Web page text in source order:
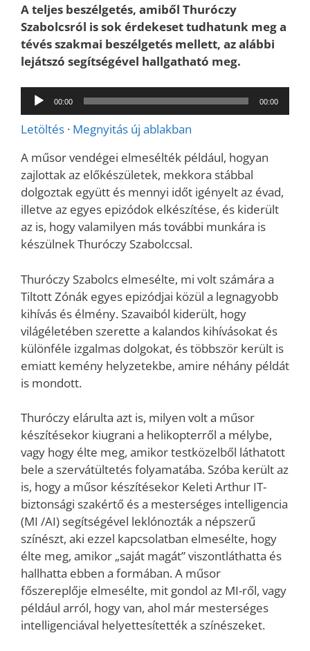
A teljes beszélgetés, amiből Thuróczy
Szabolcsról is sok érdekeset tudhatunk meg a
tévés szakmai beszélgetés mellett, az alábbi
lejátszó segítségével hallgatható meg.
Audió
lejátszó
00:00 00:00
Letöltés · Megnyitás új ablakban
A műsor vendégei elmesélték például, hogyan
zajlottak az előkészületek, mekkora stábbal
dolgoztak együtt és mennyi időt igényelt az évad,
illetve az egyes epizódok elkészítése, és kiderült
az is, hogy valamilyen más további munkára is
készülnek Thuróczy Szabolccsal.
Thuróczy Szabolcs elmesélte, mi volt számára a
Tiltott Zónák egyes epizódjai közül a legnagyobb
kihívás és élmény. Szavaiból kiderült, hogy
világéletében szerette a kalandos kihívásokat és
különféle izgalmas dolgokat, és többször került is
emiatt kemény helyzetekbe, amire néhány példát
is mondott.
Thuróczy elárulta azt is, milyen volt a műsor
készítésekor kiugrani a helikopterről a mélybe,
vagy hogy élte meg, amikor testközelből láthatott
bele a szervátültetés folyamatába. Szóba került az
is, hogy a műsor készítésekor Keleti Arthur IT-
biztonsági szakértő és a mesterséges intelligencia
(MI /AI) segítségével leklónozták a népszerű
színészt, aki ezzel kapcsolatban elmesélte, hogy
élte meg, amikor „saját magát” viszontláthatta és
hallhatta ebben a formában. A műsor
főszereplője elmesélte, mit gondol az MI-ről, vagy
például arról, hogy van, ahol már mesterséges
intelligenciával helyettesítették a színészeket.